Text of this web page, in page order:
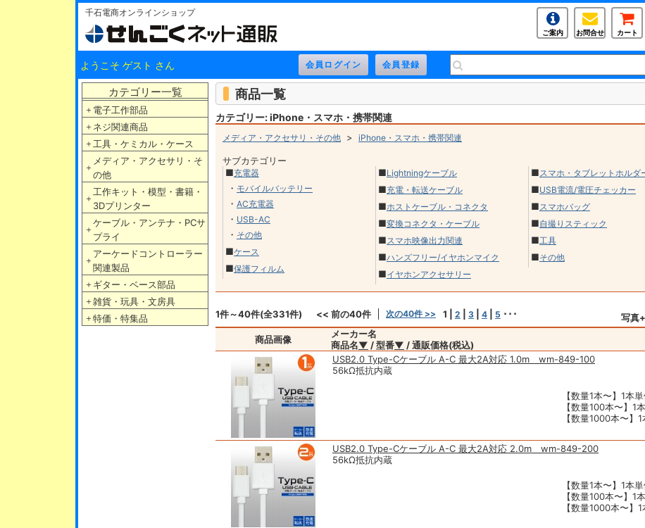
千石電商オンラインショップ
ご案内 お問合せ カート
ようこそ ゲスト さん
カテゴリー一覧
＋ 電子工作部品
＋ ネジ関連商品
＋ 工具・ケミカル・ケース
＋
メディア・アクセサリ・そ
の他
＋
工作キット・模型・書籍・
3Dプリンター
＋
ケーブル・アンテナ・PCサ
プライ
＋
アーケードコントローラー
関連製品
＋ ギター・ベース部品
＋ 雑貨・玩具・文房具
＋ 特価・特集品
商品一覧
カテゴリー: iPhone・スマホ・携帯関連
メディア・アクセサリ・その他 > iPhone・スマホ・携帯関連
サブカテゴリー
■充電器
・ モバイルバッテリー
・ AC充電器
・ USB-AC
・ その他
■ケース
■保護フィルム
■Lightningケーブル
■充電・転送ケーブル
■ホストケーブル・コネクタ
■変換コネクタ・ケーブル
■スマホ映像出力関連
■ハンズフリー/イヤホンマイク
■イヤホンアクセサリー
■スマホ・タブレットホルダ
■USB電流/電圧チェッカー
■スマホバッグ
■自撮りスティック
■工具
■その他
1件～40件(全331件) << 前の40件 次の40件 >> 1 2 3 4 5 ･･･ 写真
商品画像
メーカー名
商品名▼ / 型番▼ / 通販価格(税込)
USB2.0 Type-Cケーブル A-C 最大2A対応 1.0m wm-849-100
56kΩ抵抗内蔵
【数量1本〜】1本
【数量100本〜】1
【数量1000本〜】
USB2.0 Type-Cケーブル A-C 最大2A対応 2.0m wm-849-200
56kΩ抵抗内蔵
【数量1本〜】1本
【数量100本〜】1
【数量1000本〜】